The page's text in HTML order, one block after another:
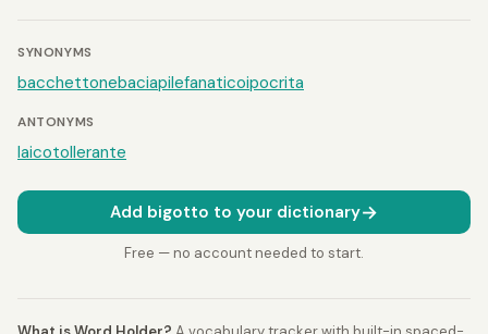
SYNONYMS
bacchettonebaciapilefanaticoipocrita
ANTONYMS
laicotollerante
Add bigotto to your dictionary→
Free — no account needed to start.